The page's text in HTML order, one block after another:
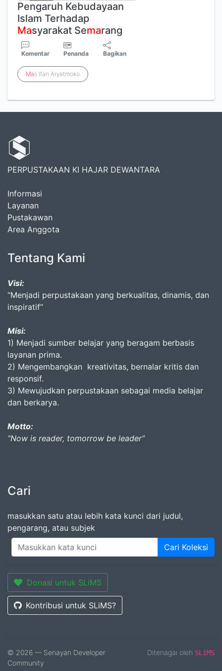
Pengaruh Kebudayaan
Islam Terhadap
Masyarakat Semarang
Komentar Penanda Bagikan
Mas Ifan Aryatmoko
PERPUSTAKAAN KI HAJAR DEWANTARA
Informasi
Layanan
Pustakawan
Area Anggota
Tentang Kami
Visi:
“Menjadi perpustakaan yang berkualitas, dinamis, dan
inspiratif”
Misi:
1) Menjadi sumber belajar yang beragam berbasis
layanan prima.
2) Mengembangkan kreativitas, bernalar kritis dan
responsif.
3) Mewujudkan perpustakaan sebagai media belajar
dan berkarya.
Motto:
“Now is reader, tomorrow be leader”
Cari
masukkan satu atau lebih kata kunci dari judul,
pengarang, atau subjek
Cari Koleksi
Donasi untuk SLiMS
Kontribusi untuk SLiMS?
© 2026 — Senayan Developer
Community
Ditenagai oleh SLiMS